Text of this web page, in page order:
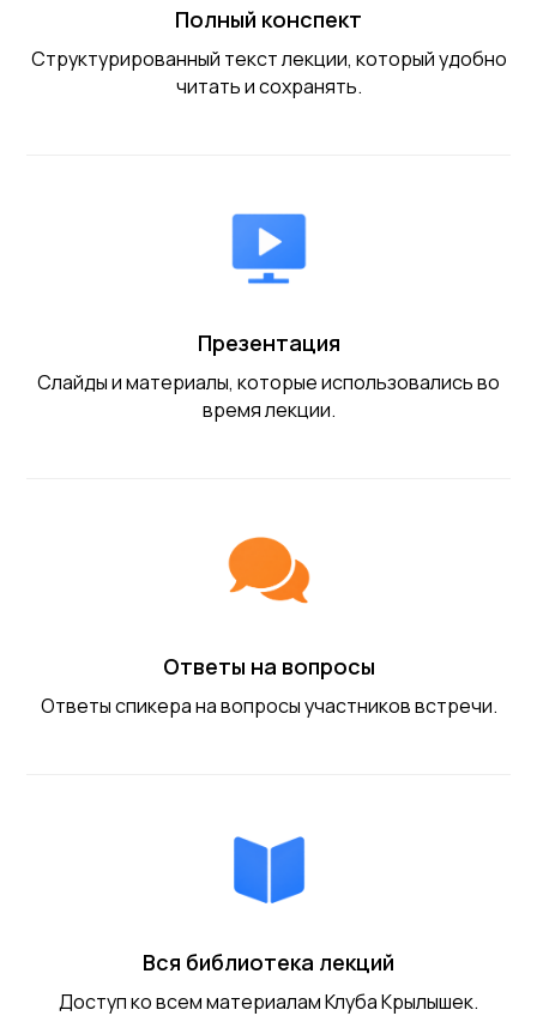
Полный конспект
Структурированный текст лекции, который удобно
читать и сохранять.
Презентация
Слайды и материалы, которые использовались во
время лекции.
Ответы на вопросы
Ответы спикера на вопросы участников встречи.
Вся библиотека лекций
Доступ ко всем материалам Клуба Крылышек.